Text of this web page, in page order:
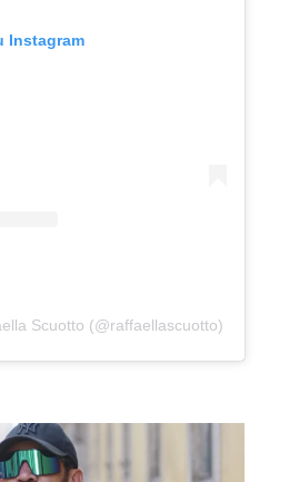
Instagram
Scuotto (@raffaellascuotto)